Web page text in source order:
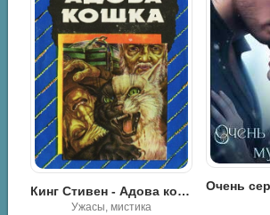
Кинг Стивен - Адова кошка
Ужасы, мистика